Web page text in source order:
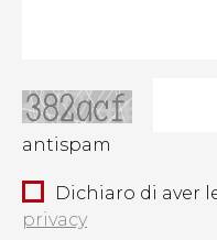
antispam
Dichiaro di aver
privacy